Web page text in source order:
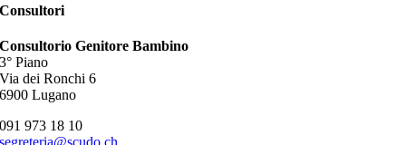
Consultori
Consultorio Genitore Bambino
3° Piano
Via dei Ronchi 6
6900 Lugano
091 973 18 10
segreteria@scudo.ch